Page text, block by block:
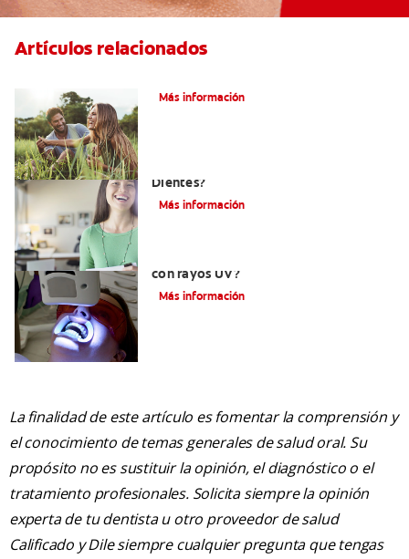
Artículos relacionados
Más información
Dientes?
Más información
con rayos UV?
Más información
La finalidad de este artículo es fomentar la comprensión y
el conocimiento de temas generales de salud oral. Su
propósito no es sustituir la opinión, el diagnóstico o el
tratamiento profesionales. Solicita siempre la opinión
experta de tu dentista u otro proveedor de salud
Calificado y Dile siempre cualquier pregunta que tengas